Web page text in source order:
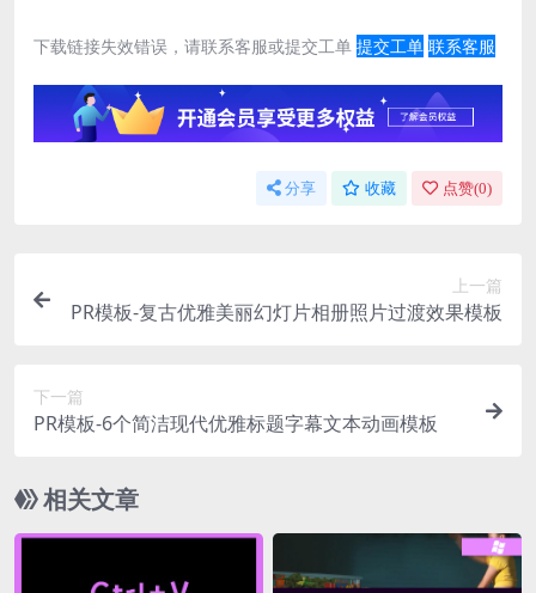
下载链接失效错误，请联系客服或提交工单 提交工单 联系客服
分享 收藏 点赞(0)
上一篇
PR模板-复古优雅美丽幻灯片相册照片过渡效果模板
下一篇
PR模板-6个简洁现代优雅标题字幕文本动画模板
相关文章